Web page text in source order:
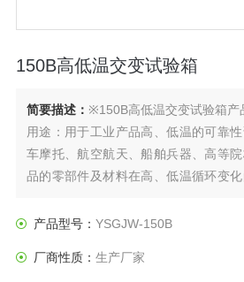
150B高低温交变试验箱
简要描述： ※150B高低温交变试验箱产
用途：用于工业产品高、低温的可靠
车摩托、航空航天、船舶兵器、高等
品的零部件及材料在高、低温循环变
产品型号： YSGJW-150B
厂商性质： 生产厂家